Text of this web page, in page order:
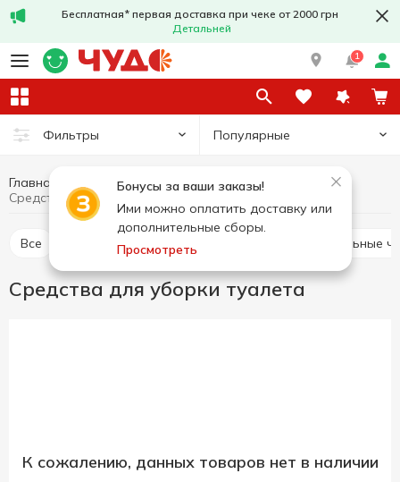
Бесплатная* первая доставка при чеке от 2000 грн
Детальней
1
Фильтры Популярные
Бонусы за ваши заказы!
Ими можно оплатить доставку или
дополнительные сборы.
Просмотреть
Главная Бытовая химия
Средства для уборки
Все Средства для уборки туалета Универсальные
Средства для уборки туалета
К сожалению, данных товаров нет в наличии